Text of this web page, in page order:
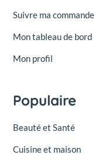
Suivre ma commande
Mon tableau de bord
Mon profil
Populaire
Beauté et Santé
Cuisine et maison